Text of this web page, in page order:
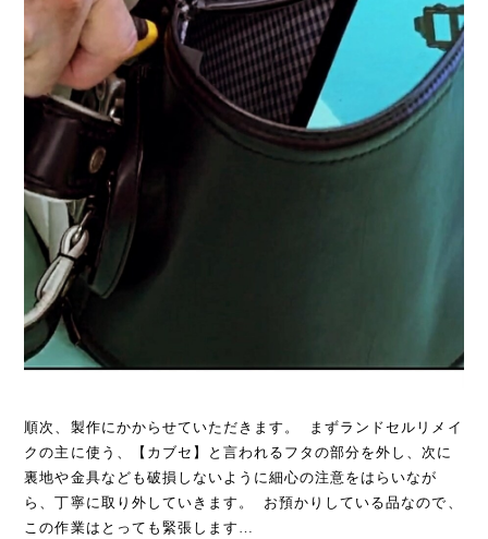
順次、製作にかからせていただきます。 まずランドセルリメイ
クの主に使う、【カブセ】と言われるフタの部分を外し、次に
裏地や金具なども破損しないように細心の注意をはらいなが
ら、丁寧に取り外していきます。 お預かりしている品なので、
この作業はとっても緊張します…